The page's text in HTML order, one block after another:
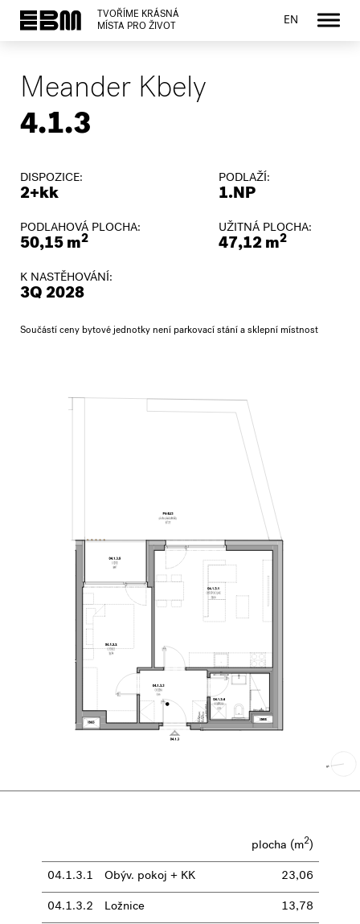
TVOŘÍME KRÁSNÁ
MÍSTA PRO ŽIVOT
EN
Meander Kbely
4.1.3
DISPOZICE:
2+kk
PODLAŽÍ:
1.NP
PODLAHOVÁ PLOCHA:
50,15 m2
UŽITNÁ PLOCHA:
47,12 m2
K NASTĚHOVÁNÍ:
3Q 2028
Součástí ceny bytové jednotky není parkovací stání a sklepní místnost
plocha (m2)
04.1.3.1 Obýv. pokoj + KK 23,06
04.1.3.2 Ložnice 13,78